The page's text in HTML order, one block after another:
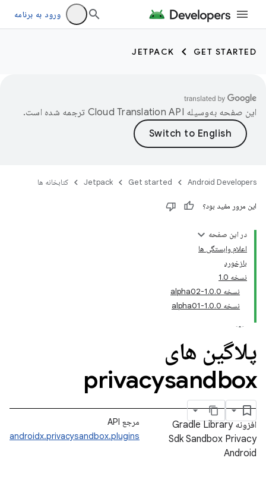
ورود به برنامه
GET STARTED
JETPACK
این صفحه به‌وسیله ترجمه شده است.
Android Developers
Get started
Jetpack کتابخانه ها
این مرور مفید بود؟
در این صفحه
اعلام وابستگی ها
بازخورد
نسخه 1.0
نسخه 1.0.0-alpha02
نسخه 1.0.0-alpha01
پلاگین های
privacysandbox
مرجع API
androidx.privacysandbox.plugins
افزونه Gradle Library
Sdk Sandbox Privacy
Android